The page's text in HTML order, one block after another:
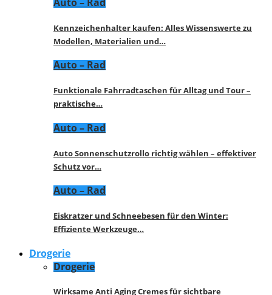
Kennzeichenhalter kaufen: Alles Wissenswerte zu
Modellen, Materialien und…
Auto – Rad
Funktionale Fahrradtaschen für Alltag und Tour –
praktische…
Auto – Rad
Auto Sonnenschutzrollo richtig wählen – effektiver
Schutz vor…
Auto – Rad
Eiskratzer und Schneebesen für den Winter:
Effiziente Werkzeuge…
Drogerie
Drogerie
Wirksame Anti Aging Cremes für sichtbare